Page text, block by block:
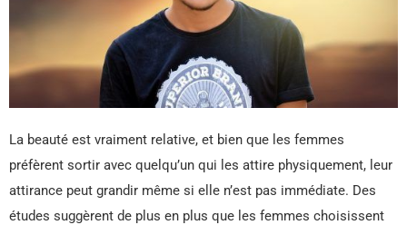
La beauté est vraiment relative, et bien que les femmes
préfèrent sortir avec quelqu’un qui les attire physiquement, leur
attirance peut grandir même si elle n’est pas immédiate. Des
études suggèrent de plus en plus que les femmes choisissent